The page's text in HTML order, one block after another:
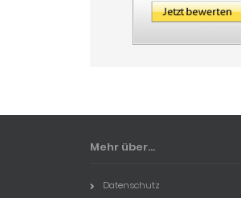
Mehr über...
Datenschutz